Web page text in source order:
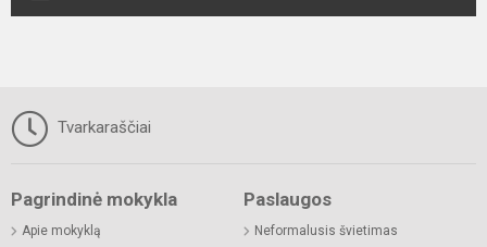
Tvarkaraščiai
Pagrindinė mokykla
Apie mokyklą
Paslaugos
Neformalusis švietimas